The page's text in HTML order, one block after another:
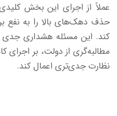
عملاً از اجرای این بخش
حذف دهک‌های بالا را به نفع
کند. این مسئله هشداری
مطالبه‌گری از دولت، بر
نظارت جدی‌تری اعمال کند.